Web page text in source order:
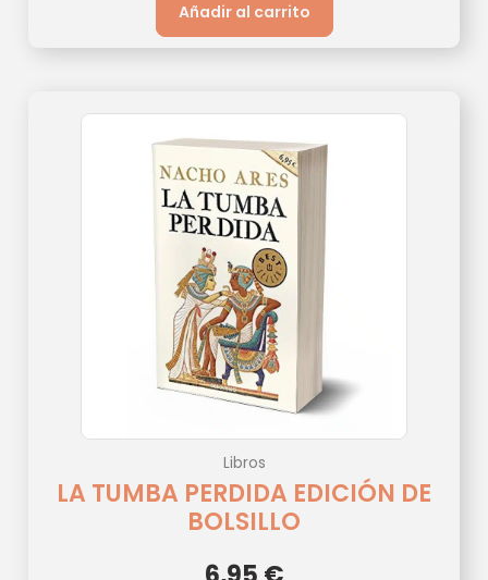
Añadir al carrito
Libros
LA TUMBA PERDIDA EDICIÓN DE
BOLSILLO